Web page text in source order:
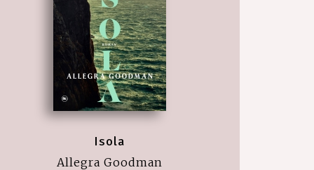
Isola
Allegra Goodman